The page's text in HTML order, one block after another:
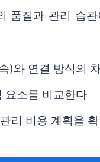
품질과 관리 습
)와 연결 방식의
요소를 비교한다
리 비용 계획을